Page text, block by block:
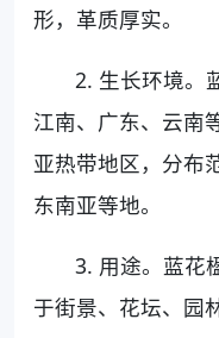
形，革质厚实。
2. 生长环境。
江南、广东、云南
亚热带地区，分布
东南亚等地。
3. 用途。蓝花
于街景、花坛、园